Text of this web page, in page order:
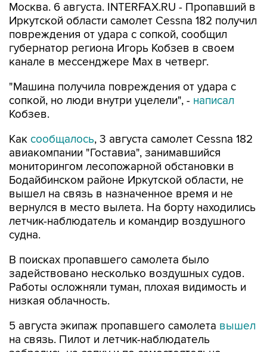
Москва. 6 августа. INTERFAX.RU - Пропавший в
Иркутской области самолет Cessna 182 получил
повреждения от удара с сопкой, сообщил
губернатор региона Игорь Кобзев в своем
канале в мессенджере Мах в четверг.
"Машина получила повреждения от удара с
сопкой, но люди внутри уцелели", - написал
Кобзев.
Как сообщалось, 3 августа самолет Cessna 182
авиакомпании "Гоставиа", занимавшийся
мониторингом лесопожарной обстановки в
Бодайбинском районе Иркутской области, не
вышел на связь в назначенное время и не
вернулся в место вылета. На борту находились
летчик-наблюдатель и командир воздушного
судна.
В поисках пропавшего самолета было
задействовано несколько воздушных судов.
Работы осложняли туман, плохая видимость и
низкая облачность.
5 августа экипаж пропавшего самолета вышел
на связь. Пилот и летчик-наблюдатель